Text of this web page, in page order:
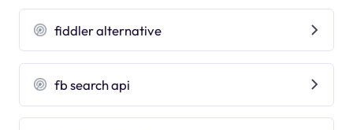
fiddler alternative
fb search api